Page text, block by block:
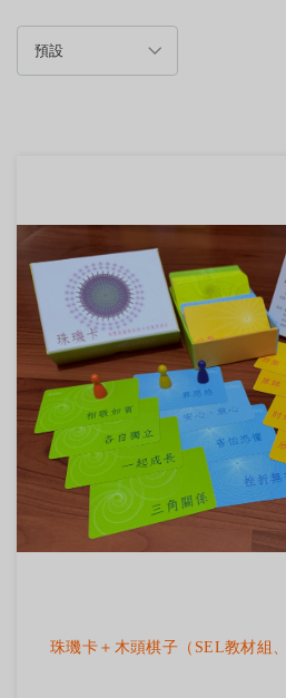
珠璣卡＋木頭棋子（SEL教材組